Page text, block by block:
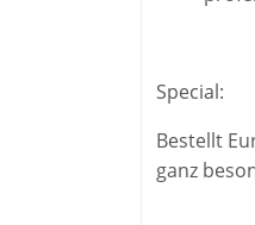
Special:
Bestellt
ganz